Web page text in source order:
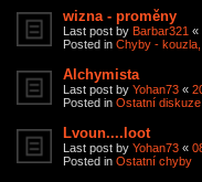
wizna - proměny
Last post by Barbar321 «
Posted in Chyby - kouzla,
Alchymista
Last post by Yohan73 «
Posted in Ostatní diskuze
Lvoun....loot
Last post by Yohan73 «
Posted in Ostatní chyby